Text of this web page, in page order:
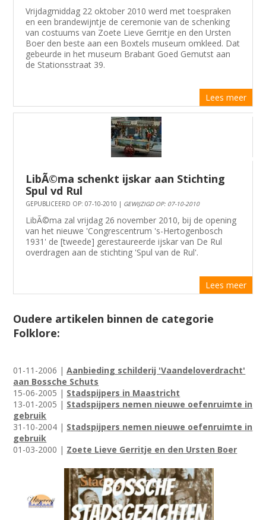
Vrijdagmiddag 22 oktober 2010 werd met toespraken
en een brandewijntje de ceremonie van de schenking
van costuums van Zoete Lieve Gerritje en den Ursten
Boer den beste aan een Boxtels museum omkleed. Dat
gebeurde in het museum Brabant Goed Gemutst aan
de Stationsstraat 39.
Lees meer
LibÃ©ma schenkt ijskar aan Stichting
Spul vd Rul
GEPUBLICEERD OP: 07-10-2010 | GEWIJZIGD OP: 07-10-2010
LibÃ©ma zal vrijdag 26 november 2010, bij de opening
van het nieuwe 'Congrescentrum 's-Hertogenbosch
1931' de [tweede] gerestaureerde ijskar van De Rul
overdragen aan de stichting 'Spul van de Rul'.
Lees meer
Oudere artikelen binnen de categorie
Folklore:
01-11-2006 |Aanbieding schilderij 'Vaandeloverdracht'
aan Bossche Schuts
15-06-2005 | Stadspijpers in Maastricht
13-01-2005 | Stadspijpers nemen nieuwe oefenruimte in
gebruik
31-10-2004 | Stadspijpers nemen nieuwe oefenruimte in
gebruik
01-03-2000 | Zoete Lieve Gerritje en den Ursten Boer